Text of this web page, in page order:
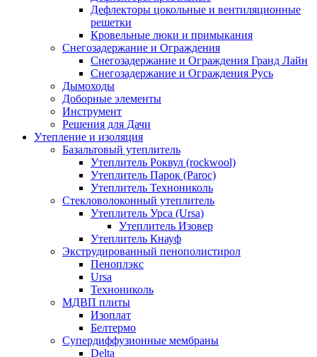
Дефлекторы цокольные и вентиляционные
решетки
Кровельные люки и примыкания
Снегозадержание и Ограждения
Снегозадержание и Ограждения Гранд Лайн
Снегозадержание и Ограждения Русь
Дымоходы
Доборные элементы
Инструмент
Решения для Дачи
Утепление и изоляция
Базальтовый утеплитель
Утеплитель Роквул (rockwool)
Утеплитель Парок (Paroc)
Утеплитель Технониколь
Стекловолоконный утеплитель
Утеплитель Урса (Ursa)
Утеплитель Изовер
Утеплитель Кнауф
Экструдированный пенополистирол
Пеноплэкс
Ursa
Технониколь
МДВП плиты
Изоплат
Белтермо
Супердиффузионные мембраны
Delta